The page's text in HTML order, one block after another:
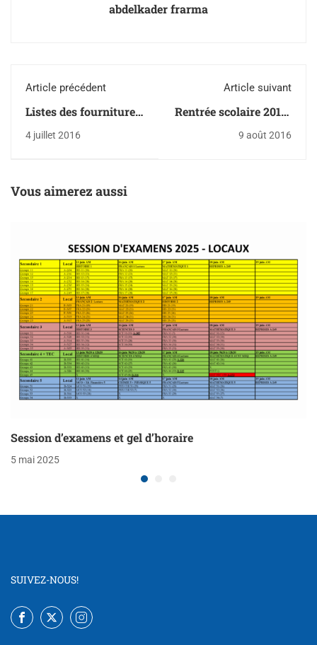
abdelkader frarma
Article précédent
Listes des fournitures
4 juillet 2016
Article suivant
Rentrée scolaire 2016-
9 août 2016
Vous aimerez aussi
Session d’examens et gel d’horaire
5 mai 2025
SUIVEZ-NOUS!